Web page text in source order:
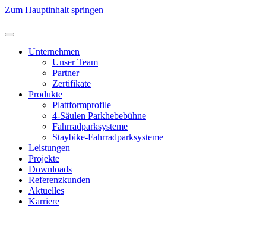
Zum Hauptinhalt springen
Unternehmen
Unser Team
Partner
Zertifikate
Produkte
Plattformprofile
4-Säulen Parkhebebühne
Fahrradparksysteme
Staybike-Fahrradparksysteme
Leistungen
Projekte
Downloads
Referenzkunden
Aktuelles
Karriere